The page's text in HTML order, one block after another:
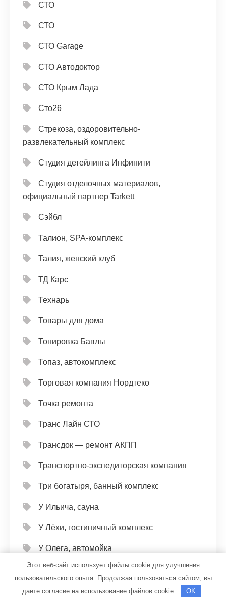
СТО
СТО
СТО Garage
СТО Автодоктор
СТО Крым Лада
Сто26
Стрекоза, оздоровительно-
развлекательный комплекс
Студия детейлинга Инфинити
Студия отделочных материалов,
официальный партнер Tarkett
Сэйбл
Талион, SPA-комплекс
Талия, женский клуб
ТД Карс
Технарь
Товары для дома
Тонировка Бавлы
Топаз, автокомплекс
Торговая компания Нордтеко
Точка ремонта
Транс Лайн СТО
Трансдок — ремонт АКПП
Транспортно-экспедиторская компания
Три богатыря, банный комплекс
У Ильича, сауна
У Лёхи, гостиничный комплекс
У Олега, автомойка
У Петровича, оздоровительный центр
У тополей, центр отдыха
Этот веб-сайт использует файлы cookie для улучшения
пользовательского опыта. Продолжая пользоваться сайтом, вы
даете согласие на использование файлов cookie.
OK